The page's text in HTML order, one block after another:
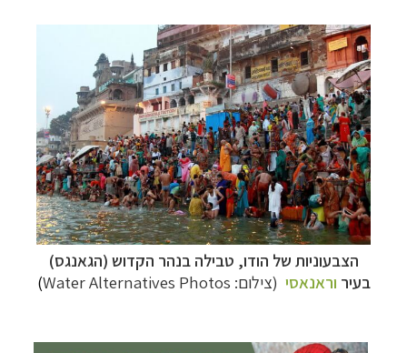
הצבעוניות של הודו, טבילה בנהר הקדוש (הגאנגס)
בעיר וראנאסי (צילום: Water Alternatives Photos )
תכנוןטיולים לאוסטרליה וניו זילנד
ההצעות »